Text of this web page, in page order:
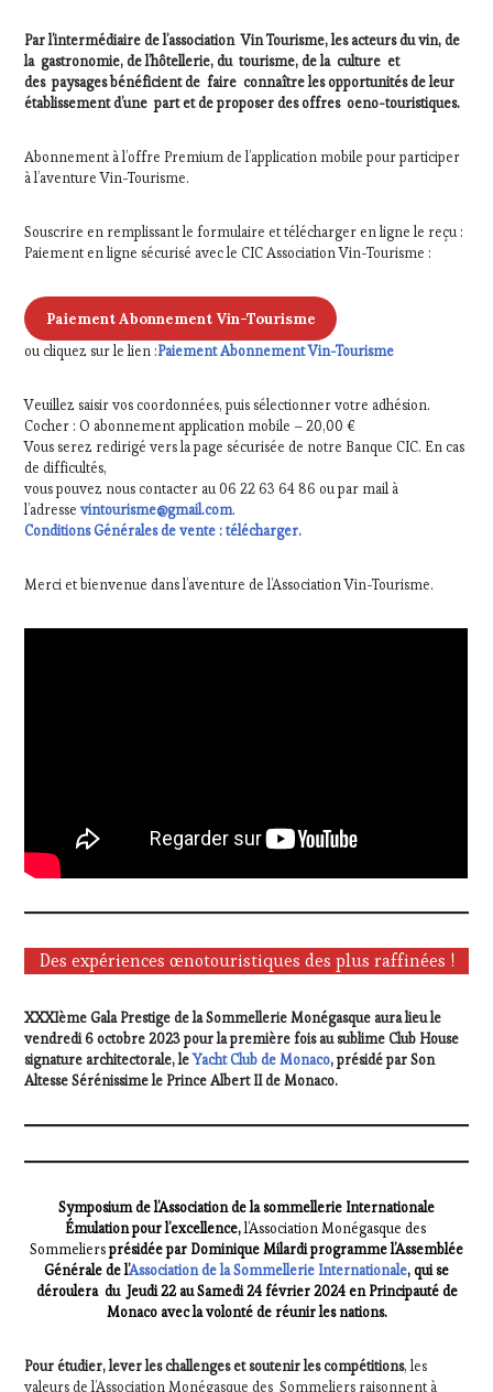
Par l’intermédiaire de l’association Vin Tourisme, les acteurs du vin, de
la gastronomie, de l’hôtellerie, du tourisme, de la culture et
des paysages bénéficient de faire connaître les opportunités de leur
établissement d’une part et de proposer des offres oeno-touristiques.
Abonnement à l’offre Premium de l’application mobile pour participer
à l’aventure Vin-Tourisme.
Souscrire en remplissant le formulaire et télécharger en ligne le reçu :
Paiement en ligne sécurisé avec le CIC Association Vin-Tourisme :
Paiement Abonnement Vin-Tourisme
ou cliquez sur le lien :Paiement Abonnement Vin-Tourisme
Veuillez saisir vos coordonnées, puis sélectionner votre adhésion.
Cocher : O abonnement application mobile – 20,00 €
Vous serez redirigé vers la page sécurisée de notre Banque CIC. En cas
de difficultés,
vous pouvez nous contacter au 06 22 63 64 86 ou par mail à
l’adressevintourisme@gmail.com.
Conditions Générales de vente : télécharger.
Merci et bienvenue dans l’aventure de l’Association Vin-Tourisme.
Des expériences œnotouristiques des plus raffinées !
XXXIème Gala Prestige de la Sommellerie Monégasque aura lieu le
vendredi 6 octobre 2023 pour la première fois au sublime Club House
signature architectorale, leYacht Club de Monaco, présidé par Son
Altesse Sérénissime le Prince Albert II de Monaco.
Symposium de l’Association de la sommellerie Internationale
Émulation pour l’excellence,l’Association Monégasque des
Sommeliersprésidée par Dominique Milardi programme l’Assemblée
Générale de l’Association de la Sommellerie Internationale, qui se
déroulera du Jeudi 22 au Samedi 24 février 2024 en Principauté de
Monaco avec la volonté de réunir les nations.
Pour étudier, lever les challenges et soutenir les compétitions, les
valeurs de l’Association Monégasque des Sommeliers raisonnent à